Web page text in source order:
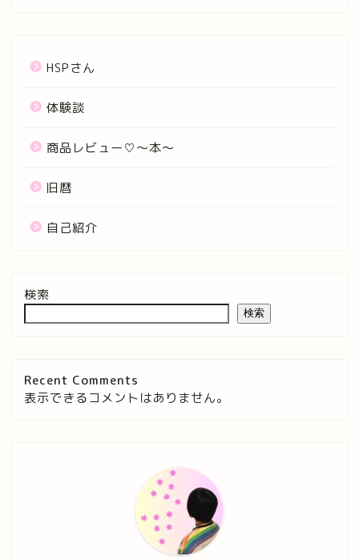
HSPさん
体験談
商品レビュー♡〜本〜
旧暦
自己紹介
検索
検索
Recent Comments
表示できるコメントはありません。